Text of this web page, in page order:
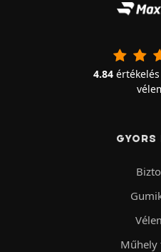
4.84értékelés
Műhely